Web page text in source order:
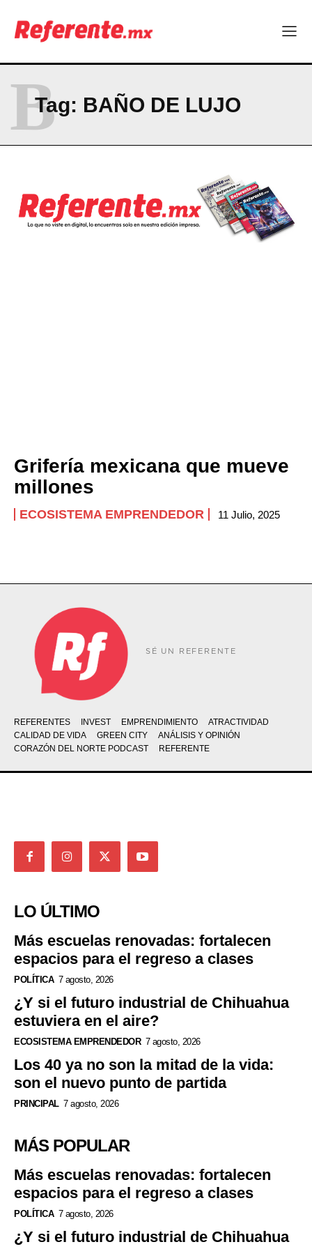
La Sierra Tarahumara tendrá una experiencia turística única
Company
ABOUT
NEWSLETTER
Tag: BAÑO DE LUJO
B
Grifería mexicana que mueve
millones
ECOSISTEMA EMPRENDEDOR 11 Julio, 2025
SÉ UN REFERENTE
REFERENTES INVEST EMPRENDIMIENTO
ATRACTIVIDAD
CALIDAD DE VIDA
GREEN CITY
ANÁLISIS Y OPINIÓN
CORAZÓN DEL NORTE PODCAST
REFERENTE
LO ÚLTIMO
Más escuelas renovadas: fortalecen
espacios para el regreso a clases
POLÍTICA 7 agosto, 2026
¿Y si el futuro industrial de Chihuahua
estuviera en el aire?
ECOSISTEMA EMPRENDEDOR 7 agosto, 2026
Los 40 ya no son la mitad de la vida:
son el nuevo punto de partida
PRINCIPAL 7 agosto, 2026
MÁS POPULAR
Más escuelas renovadas: fortalecen
espacios para el regreso a clases
POLÍTICA 7 agosto, 2026
¿Y si el futuro industrial de Chihuahua